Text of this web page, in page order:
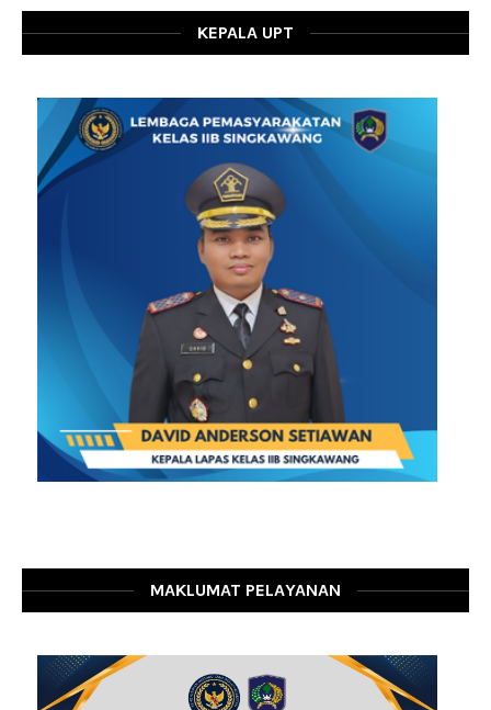
KEPALA UPT
MAKLUMAT PELAYANAN